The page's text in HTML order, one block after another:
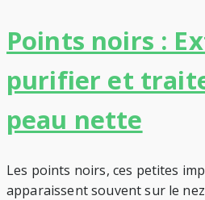
Points noirs :
purifier et
peau nette
Les points noirs, ces petites
apparaissent souvent sur le